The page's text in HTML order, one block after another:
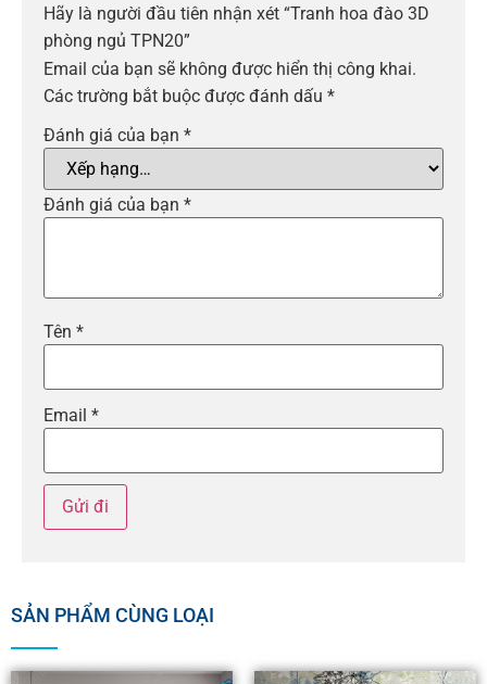
Hãy là người đầu tiên nhận xét “Tranh hoa đào 3D
phòng ngủ TPN20”
Email của bạn sẽ không được hiển thị công khai.
Các trường bắt buộc được đánh dấu *
Đánh giá của bạn *
Đánh giá của bạn *
Tên *
Email *
SẢN PHẨM CÙNG LOẠI